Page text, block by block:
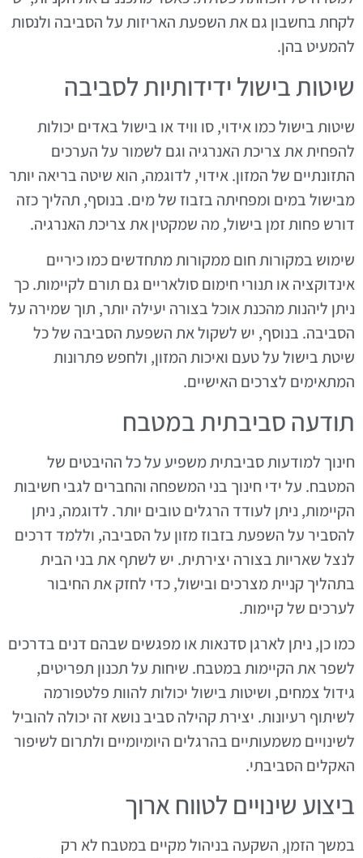
לקחת בחשבון גם את השפעת האריזות על הסביבה ולנסות
להמעיט בהן.
שיטות בישול ידידותיות לסביבה
שיטות בישול כמו אידוי, סו וויד או בישול באדים יכולות
להפחית את צריכת האנרגיה וגם לשמור על הערכים
התזונתיים של המזון. אידוי, לדוגמה, הוא שיטה בריאה יותר
מבישול במים ומפחיתה בזבוז של מים. בנוסף, תהליך כזה
דורש פחות זמן בישול, מה שמקטין את צריכת האנרגיה.
שימוש במקורות חום ממקורות מתחדשים כמו כיריים
אינדוקציה או תנורי חימום סולאריים גם תורם לקיימות. כך
ניתן ליהנות מהכנת אוכל בצורה יעילה יותר, תוך שמירה על
הסביבה. בנוסף, יש לשקול את השפעת הסביבה של כל
שיטת בישול על טעם ואיכות המזון, ולחפש פתרונות
המתאימים לצרכים האישיים.
תודעה סביבתית במטבח
חינוך למודעות סביבתית משפיע על כל ההיבטים של
המטבח. על ידי חינוך בני המשפחה והחברים לגבי חשיבות
הקיימות, ניתן לעודד הרגלים טובים יותר. לדוגמה, ניתן
להסביר על השפעת בזבוז מזון על הסביבה, וללמד דרכים
לנצל שאריות בצורה יצירתית. יש לשתף את בני הבית
בתהליך קניית מצרכים ובישול, כדי לחזק את החיבור
לערכים של קיימות.
כמו כן, ניתן לארגן סדנאות או מפגשים שבהם דנים בדרכים
לשפר את הקיימות במטבח. שיחות על תכנון תפריטים,
גידול צמחים, ושיטות בישול יכולות להוות פלטפורמה
לשיתוף רעיונות. יצירת קהילה סביב נושא זה יכולה להוביל
לשינויים משמעותיים בהרגלים היומיומיים ולתרום לשיפור
האקלים הסביבתי.
ביצוע שינויים לטווח ארוך
במשך הזמן, השקעה בניהול מקיים במטבח לא רק